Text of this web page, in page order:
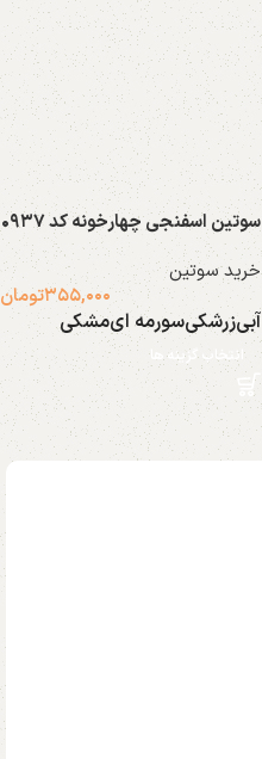
سوتین اسفنجی چهارخونه کد ۰۹۳۷
خرید سوتین
۳۵۵,۰۰۰تومان
آبیزرشکیسورمه ایمشکی
انتخاب گزینه ها